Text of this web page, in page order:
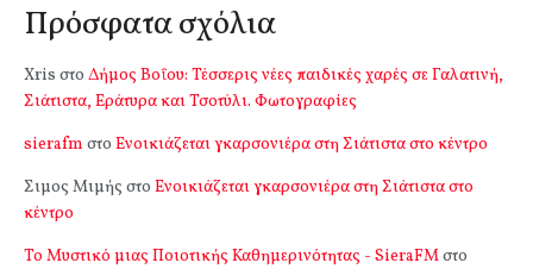
Πρόσφατα σχόλια
Xris στο Δήμος Βοΐου: Τέσσερις νέες παιδικές χαρές σε Γαλατινή,
Σιάτιστα, Εράτυρα και Τσοτύλι. Φωτογραφίες
sierafm στο Ενοικιάζεται γκαρσονιέρα στη Σιάτιστα στο κέντρο
Σιμος Μιμής στο Ενοικιάζεται γκαρσονιέρα στη Σιάτιστα στο
κέντρο
Το Μυστικό μιας Ποιοτικής Καθημερινότητας - SieraFMστο